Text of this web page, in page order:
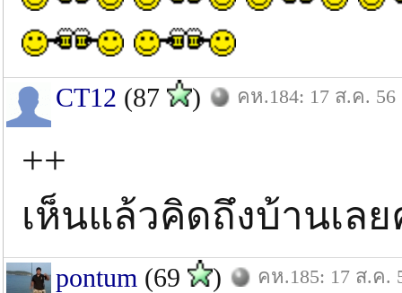
CT12 (87 ) คห.184: 17 ส.ค. 56
++
เห็นแล้วคิดถึงบ้านเล
pontum (69 ) คห.185: 17 ส.ค.